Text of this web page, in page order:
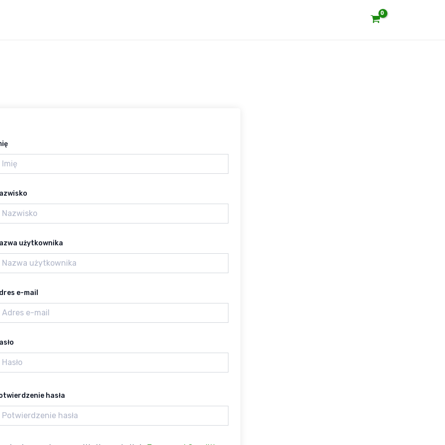
użytkownika
e-mail
hasła